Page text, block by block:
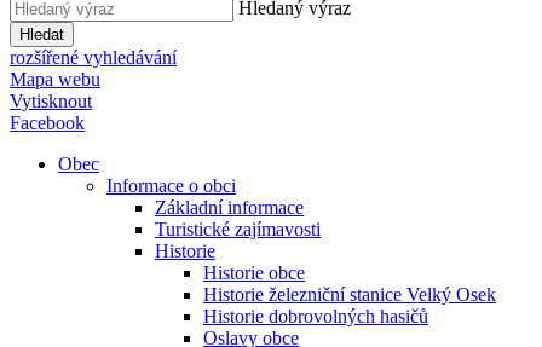
Hledaný výraz
Hledat
rozšířené vyhledávání
Mapa webu
Vytisknout
Facebook
Obec
Informace o obci
Základní informace
Turistické zajímavosti
Historie
Historie obce
Historie železniční stanice Velký Osek
Historie dobrovolných hasičů
Oslavy obce